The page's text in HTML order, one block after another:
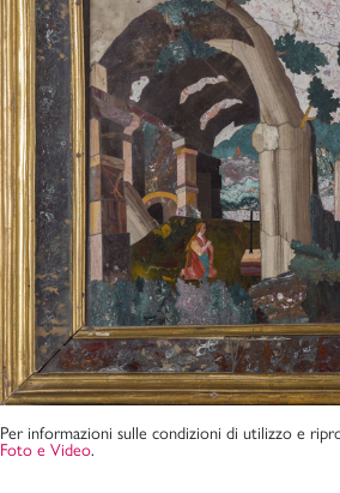
Per informazioni sulle condizioni di utilizzo e
Foto e Video.